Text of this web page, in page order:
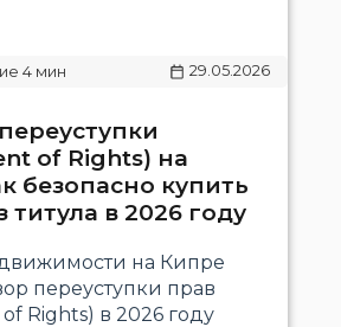
29.05.2026
of Rights) на
безопасно купить
титула в 2026 году
на Кипре
переуступки прав
Rights) в 2026 году